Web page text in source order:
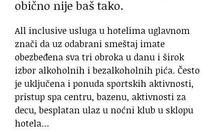
obično nije baš tako.
All inclusive usluga u hotelima uglavnom
znači da uz odabrani smeštaj imate
obezbeđena sva tri obroka u danu i širok
izbor alkoholnih i bezalkoholnih pića. Često
je uključena i ponuda sportskih aktivnosti,
pristup spa centru, bazenu, aktivnosti za
decu, besplatan ulaz u noćni klub u sklopu
hotela…